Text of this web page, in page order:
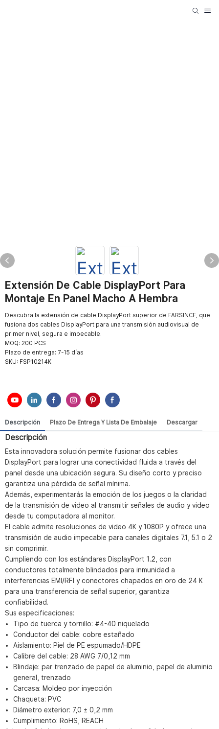
Extensión De Cable DisplayPort Para
Montaje En Panel Macho A Hembra
Descubra la extensión de cable DisplayPort superior de FARSINCE, que
fusiona dos cables DisplayPort para una transmisión audiovisual de
primer nivel, segura e impecable.
MOQ: 200 PCS
Plazo de entrega: 7-15 días
SKU: FSP10214K
Descripción Plazo De Entrega Y Lista De Embalaje Descargar
Descripción
Esta innovadora solución permite fusionar dos cables
DisplayPort para lograr una conectividad fluida a través del
panel desde una ubicación segura. Su diseño corto y preciso
garantiza una pérdida de señal mínima.
Además, experimentarás la emoción de los juegos o la claridad
de la transmisión de video al transmitir señales de audio y video
desde tu computadora al monitor.
El cable admite resoluciones de video 4K y 1080P y ofrece una
transmisión de audio impecable para canales digitales 7.1, 5.1 o 2
sin comprimir.
Cumpliendo con los estándares DisplayPort 1.2, con
conductores totalmente blindados para inmunidad a
interferencias EMI/RFI y conectores chapados en oro de 24 K
para una transferencia de señal superior, garantiza
confiabilidad.
Sus especificaciones:
Tipo de tuerca y tornillo: #4-40 niquelado
Conductor del cable: cobre estañado
Aislamiento: Piel de PE espumado/HDPE
Calibre del cable: 28 AWG 7/0,12 mm
Blindaje: par trenzado de papel de aluminio, papel de aluminio
general, trenzado
Carcasa: Moldeo por inyección
Chaqueta: PVC
Diámetro exterior: 7,0 ± 0,2 mm
Cumplimiento: RoHS, REACH